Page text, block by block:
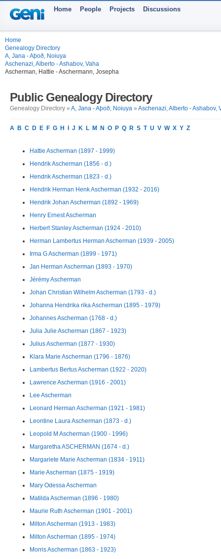
Home People Projects Discussions
Home
Genealogy Directory
A, Jana - Aþoð, Noiuya
Aschenazi, Alberto - Ashabov, Vaha
Ascherman, Hattie - Aschermann, Josepha
Public Genealogy Directory
Genealogy Directory » A, Jana - Aþoð, Noiuya » Aschenazi, Alberto - Ashabov,
A B C D E F G H J K L M N O P Q R S T U V W X Y Z
Hattie Ascherman (1897 - 1999)
Hendrik Ascherman (1856 - d.)
Hendrik Ascherman (1823 - d.)
Hendrik Herman Henk Ascherman (1932 - 2016)
Hendrik Johan Ascherman (1892 - 1969)
Henry Ernest Ascherman
Herbert Stanley Ascherman (1924 - 2010)
Herman Lambertus Herman Ascherman (1939 - 2005)
Irma G Ascherman (1899 - 1971)
Jan Herman Ascherman (1893 - 1970)
Jérémy Ascherman
Johan Christian Wilhelm Ascherman (1793 - d.)
Johanna Hendrika rika Ascherman (1895 - 1979)
Johannes Ascherman (1768 - d.)
Julia Julie Ascherman (1867 - 1923)
Julius Ascherman (1877 - 1930)
Klara Marie Ascherman (1796 - 1876)
Lambertus Bertus Ascherman (1922 - 2020)
Lawrence Ascherman (1916 - 2001)
Lee Ascherman
Leonard Herman Ascherman (1921 - 1981)
Leontine Laura Ascherman (1873 - d.)
Leopold M Ascherman (1900 - 1996)
Margaretha ASCHERMAN (1674 - d.)
Margariete Marie Ascherman (1834 - 1911)
Marie Ascherman (1875 - 1919)
Mary Odessa Ascherman
Matilda Ascherman (1896 - 1980)
Maurie Ruth Ascherman (1901 - 2001)
Milton Ascherman (1913 - 1983)
Milton Ascherman (1895 - 1974)
Morris Ascherman (1863 - 1923)